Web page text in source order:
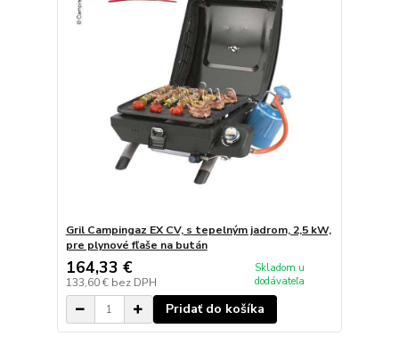
Gril Campingaz EX CV, s tepelným jadrom, 2,5 kW,
pre plynové fľaše na bután
164,33 €
133,60 € bez DPH
Skladom u
dodávateľa
Pridať do košíka